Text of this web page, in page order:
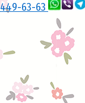
63-63